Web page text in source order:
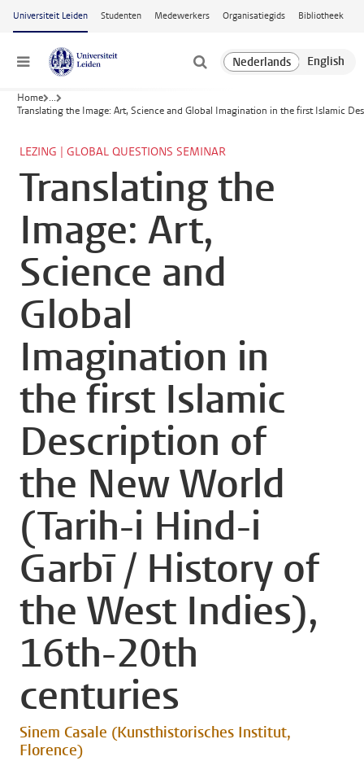
Ga naar hoofdinhoud
Universiteit Leiden Studenten Medewerkers Organisatiegids Bibliotheek
Menu
Home ...
Translating the Image: Art, Science and Global Imagination in the first Islamic
LEZING | GLOBAL QUESTIONS SEMINAR
Translating the
Image: Art,
Science and
Global
Imagination in
the first Islamic
Description of
the New World
(Tarih-i Hind-i
Garbī / History of
the West Indies),
16th-20th
centuries
Sinem Casale (Kunsthistorisches Institut,
Florence)